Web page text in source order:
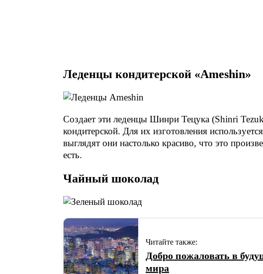
Леденцы кондитерской «Ameshin»
Создает эти леденцы Шинри Тецука (Shinri
кондитерской. Для их изготовления
выглядят они настолько красиво, что это
есть.
Чайный шоколад
Читайте также:
Добро пожаловать в
мира